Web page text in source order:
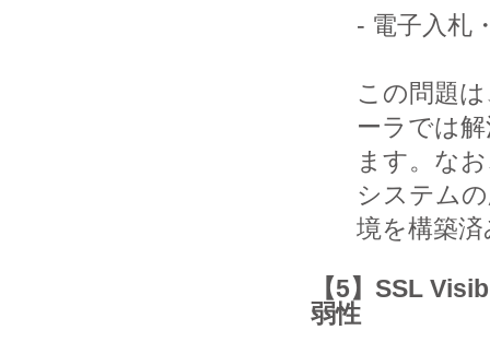
- 電子入札
この問題
ーラでは
ます。な
システム
境を構築
【5】SSL
弱性